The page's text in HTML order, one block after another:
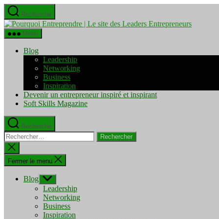
Aller
au
contenu
Recherche
Pourquoi
Menu
Blog
Leadership
Networking
Business
Inspiration
Devenir un entrepreneur inspiré et inspirant
Soft Skills Magazine
Recherche
Rechercher :
Fermer
la
recherche
Fermer le menu
Blog Afficher
le
sous-
menu
Leadership
Networking
Business
Inspiration